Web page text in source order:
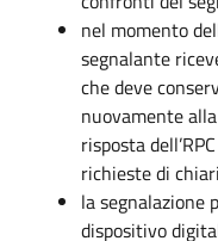
nel momento
segnalante
che deve
nuovamente
risposta
richieste di
la segnalazione
dispositivo